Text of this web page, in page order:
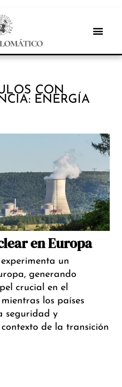
CON
ENERGÍA
en Europa
un
generando
crucial en el
los países
seguridad y
de la transición